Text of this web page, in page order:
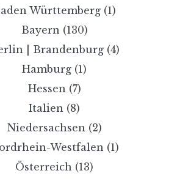
Württemberg (1)
Bayern (130)
| Brandenburg(4)
Hamburg (1)
Hessen (7)
Italien (8)
Niedersachsen (2)
Westfalen (1)
Österreich (13)